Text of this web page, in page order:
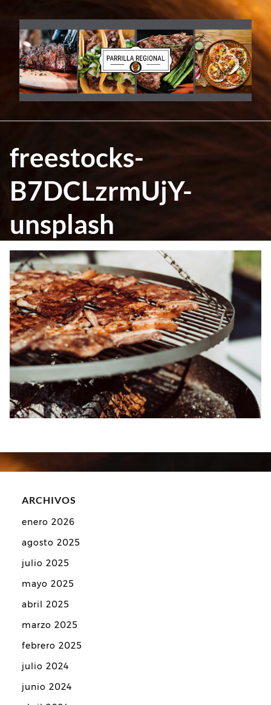
content
freestocks-
B7DCLzrmUjY-
unsplash
ARCHIVOS
enero 2026
agosto 2025
julio 2025
mayo 2025
abril 2025
marzo 2025
febrero 2025
julio 2024
junio 2024